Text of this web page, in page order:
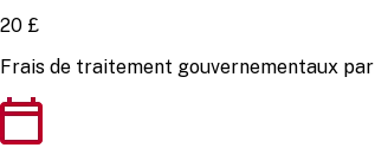
20 £
Frais de traitement gouvernementaux par